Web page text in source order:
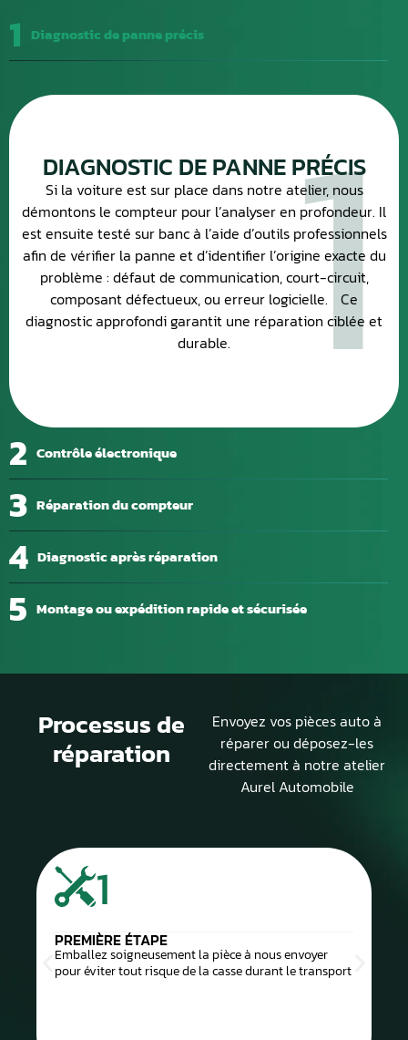
1 Diagnostic de panne précis
2 Contrôle électronique
3 Réparation du compteur
4 Diagnostic après réparation
5 Montage ou expédition rapide et sécurisée
1
DIAGNOSTIC DE PANNE PRÉCIS
Si la voiture est sur place dans notre atelier, nous
démontons le compteur pour l’analyser en profondeur. Il
est ensuite testé sur banc à l’aide d’outils professionnels
afin de vérifier la panne et d’identifier l’origine exacte du
problème : défaut de communication, court-circuit,
composant défectueux, ou erreur logicielle. Ce
diagnostic approfondi garantit une réparation ciblée et
durable.
Processus de
réparation
Envoyez vos pièces auto à
réparer ou déposez-les
directement à notre atelier
Aurel Automobile
1
PREMIÈRE ÉTAPE
Emballez soigneusement la pièce à nous envoyer
pour éviter tout risque de la casse durant le transport